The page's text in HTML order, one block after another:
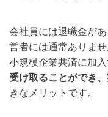
会社員には退職金が
営者には通常ありませ
小規模企業共済に加入
受け取ることができ
きなメリットです。